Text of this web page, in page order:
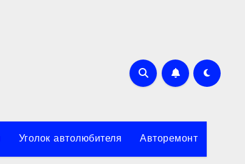
Уголок автолюбителя Авторемонт